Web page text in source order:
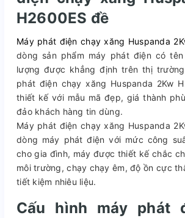
H2600ES đề
Máy phát điện chạy xăng Huspanda
dòng sản phẩm máy phát điện có
lượng được khẳng định trên thị
phát điện chạy xăng Huspanda 2Kw
thiết kế với mẫu mã đẹp, giá thành
đảo khách hàng tin dùng.
Máy phát điện chạy xăng Huspanda
dòng máy phát điện với mức công
cho gia đình, máy được thiết kế chắc
môi trường, chạy chạy êm, độ ồn cực
tiết kiệm nhiêu liệu.
Cấu hình máy phát